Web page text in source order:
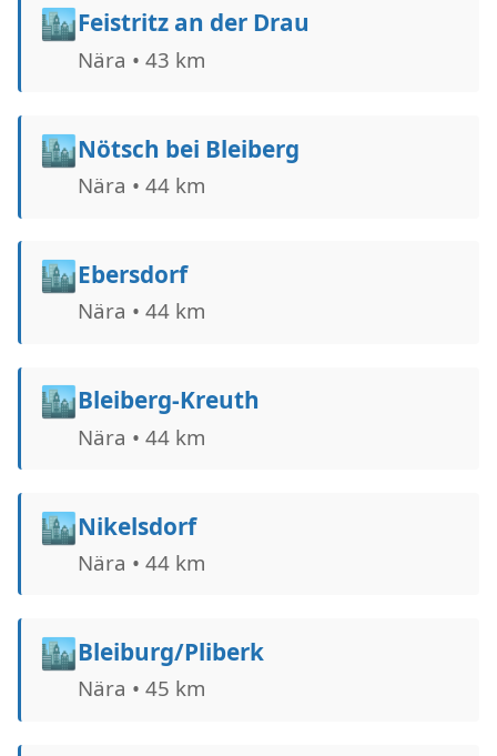
🏙️Feistritz an der Drau
Nära • 43 km
🏙️Nötsch bei Bleiberg
Nära • 44 km
🏙️Ebersdorf
Nära • 44 km
🏙️Bleiberg-Kreuth
Nära • 44 km
🏙️Nikelsdorf
Nära • 44 km
🏙️Bleiburg/Pliberk
Nära • 45 km